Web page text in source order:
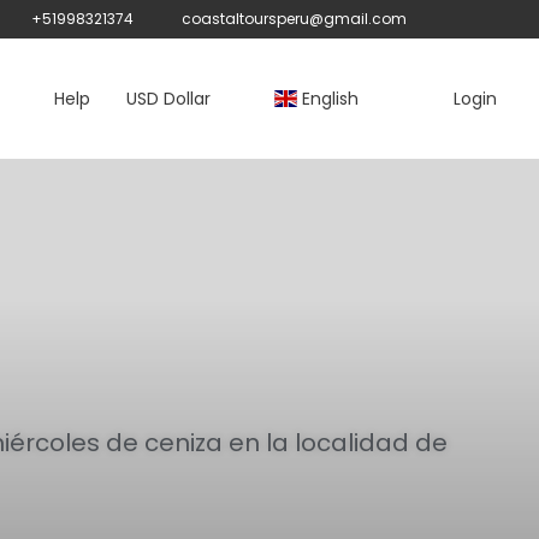
+51998321374 coastaltoursperu@gmail.com
Help USD Dollar English Login
de ceniza en la localidad de